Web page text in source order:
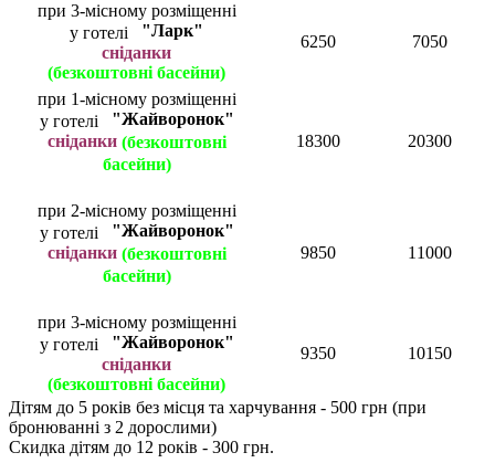
при 3-місному розміщенні
у готелі
"Ларк"
сніданки
(безкоштовні басейни)
6250 7050
при 1-місному розміщенні
у готелі "Жайворонок"
сніданки (безкоштовні
басейни)
18300 20300
при 2-місному розміщенні
у готелі "Жайворонок"
сніданки (безкоштовні
басейни)
9850 11000
при 3-місному розміщенні
у готелі "Жайворонок"
сніданки
(безкоштовні басейни)
9350 10150
Дітям до 5 років без місця та харчування - 500 грн (при
бронюванні з 2 дорослими)
Скидка дітям до 12 років - 300 грн.